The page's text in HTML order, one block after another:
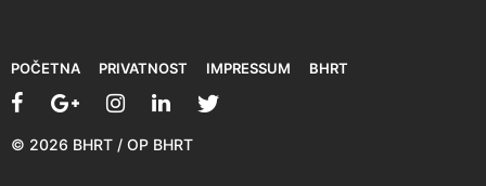
POČETNA PRIVATNOST IMPRESSUM BHRT
© 2026 BHRT / OP BHRT